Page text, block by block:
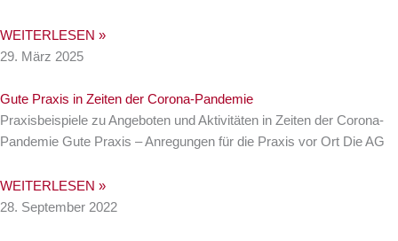
WEITERLESEN »
29. März 2025
Gute Praxis in Zeiten der Corona-Pandemie
Praxisbeispiele zu Angeboten und Aktivitäten in Zeiten der Corona-
Pandemie Gute Praxis – Anregungen für die Praxis vor Ort Die AG
WEITERLESEN »
28. September 2022